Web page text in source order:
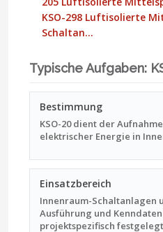
KSO-298 Luftisolierte
Schaltan…
Typische Aufgaben:
Bestimmung
KSO-20 dient der
elektrischer Energie in
Einsatzbereich
Innenraum-Schaltanlagen
Ausführung und
projektspezifisch